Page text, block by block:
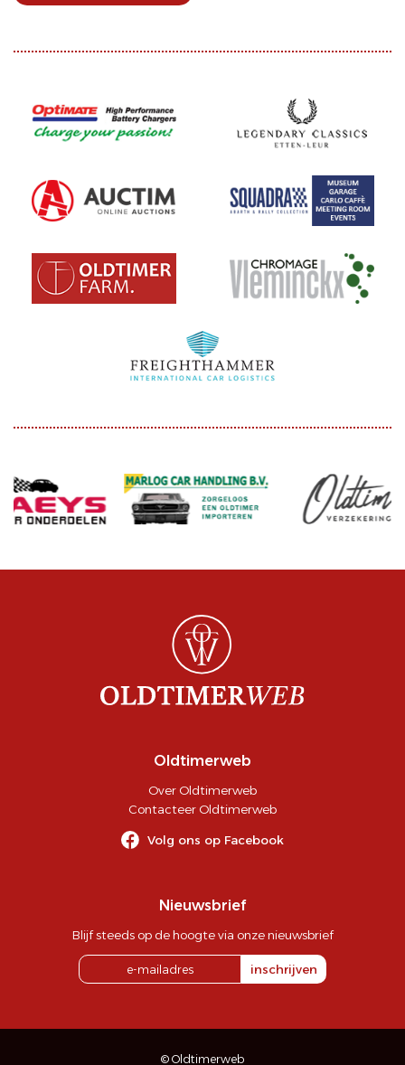
Oldtimerweb
Over Oldtimerweb
Contacteer Oldtimerweb
Volg ons op Facebook
Nieuwsbrief
Blijf steeds op de hoogte via onze nieuwsbrief
inschrijven
© Oldtimerweb